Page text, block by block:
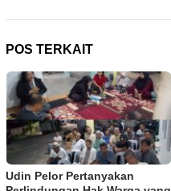
POS TERKAIT
Udin Pelor Pertanyakan